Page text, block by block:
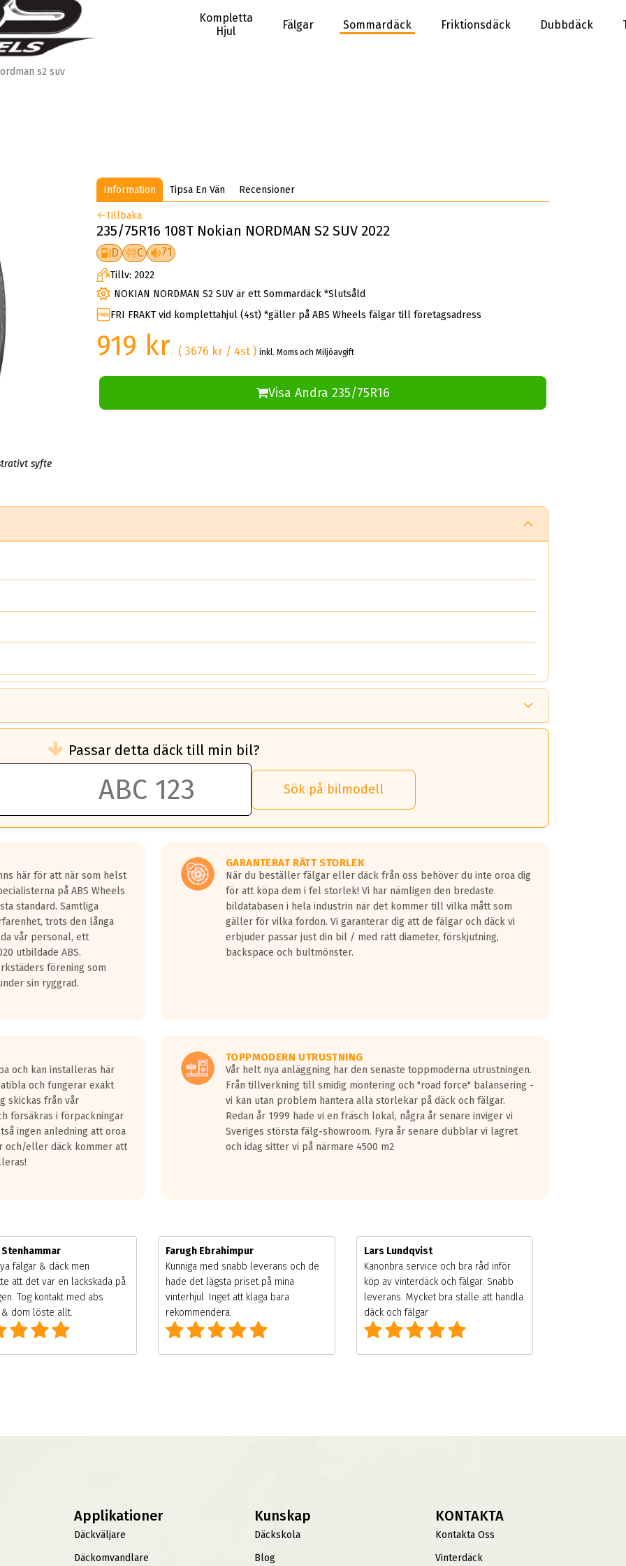
Kompletta
Hjul
Fälgar Sommardäck Friktionsdäck Dubbdäck
s2 suv
syfte
Information Tipsa En Vän Recensioner
Tillbaka
235/75R16 108T Nokian NORDMAN S2 SUV 2022
D C 71
Tillv: 2022
NOKIAN NORDMAN S2 SUV är ett Sommardäck *Slutsåld
FRI FRAKT vid komplettahjul (4st) *gäller på ABS Wheels fälgar till företagsadress
919 kr ( 3676 kr / 4st )inkl. Moms och Miljöavgift
Visa Andra 235/75R16
än ett klass G däck.
50 liter bränsle med ett klass A däck gentemot ett klass G däck.
vilken rutt du kör, samt vilken körstil du använder.
lastbilar.
på en väg där det ligger 0.5-1.5 mm vatten.
fyra billängder( ca 18meter) mellan däck med betyg A gentemot
överträffa motorljudet.
ett däck med vågar. Hög bullernivå markeras med svarta vågor
kraven som finns i dagsläget, men är inte längre tillåtna enligt nya
Passar detta däck till min bil?
Sök på bilmodell
här för att när som helst
på ABS Wheels
standard. Samtliga
trots den långa
vår personal, ett
utbildade ABS.
förening som
sin ryggrad.
GARANTERAT RÄTT STORLEK
När du beställer fälgar eller däck från oss behöver du inte oroa dig
för att köpa dem i fel storlek! Vi har nämligen den bredaste
bildatabasen i hela industrin när det kommer till vilka mått som
gäller för vilka fordon. Vi garanterar dig att de fälgar och däck vi
erbjuder passar just din bil / med rätt diameter, förskjutning,
backspace och bultmönster.
och kan installeras här
och fungerar exakt
skickas från vår
försäkras i förpackningar
ingen anledning att oroa
och/eller däck kommer att
TOPPMODERN UTRUSTNING
Vår helt nya anläggning har den senaste toppmoderna utrustningen.
Från tillverkning till smidig montering och "road force" balansering -
vi kan utan problem hantera alla storlekar på däck och fälgar.
Redan år 1999 hade vi en fräsch lokal, några år senare inviger vi
Sveriges största fälg-showroom. Fyra år senare dubblar vi lagret
och idag sitter vi på närmare 4500 m2
Stenhammar
fälgar & däck men
att det var en lackskada på
Tog kontakt med abs
dom löste allt.
Farugh Ebrahimpur
Kunniga med snabb leverans och de
hade det lägsta priset på mina
vinterhjul. Inget att klaga bara
rekommendera.
Lars Lundqvist
Kanonbra service och bra råd inför
köp av vinterdäck och fälgar. Snabb
leverans. Mycket bra ställe att handla
däck och fälgar
Applikationer
Däckväljare
Däckomvandlare
Kunskap
Däckskola
Blog
KONTAKTA
Kontakta Oss
Vinterdäck